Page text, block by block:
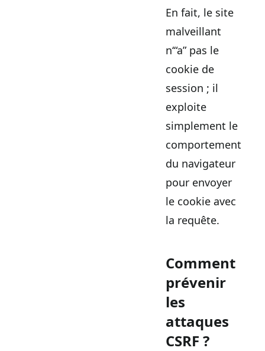
En fait, le site
malveillant
n‘“a” pas le
cookie de
session ; il
exploite
simplement le
comportement
du navigateur
pour envoyer
le cookie avec
la requête.
Comment
prévenir
les
attaques
CSRF ?